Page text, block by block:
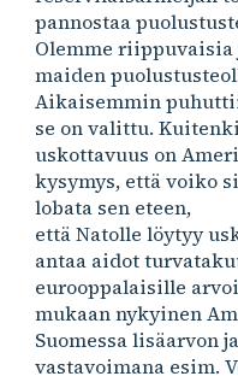
pannostaa
Olemme
maiden
Aikaisemmin
se on valittu.
uskottavuus on
kysymys, että voiko
lobata sen eteen,
että Natolle löytyy
antaa aidot
eurooppalaisille
mukaan nykyinen
Suomessa lisäarvon
vastavoimana esim.